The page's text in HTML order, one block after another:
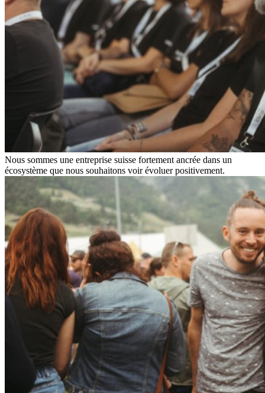
Nous sommes une entreprise suisse fortement ancrée dans un
écosystème que nous souhaitons voir évoluer positivement.